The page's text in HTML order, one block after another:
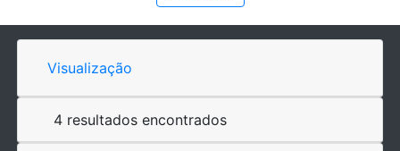
Visualização
4 resultados encontrados